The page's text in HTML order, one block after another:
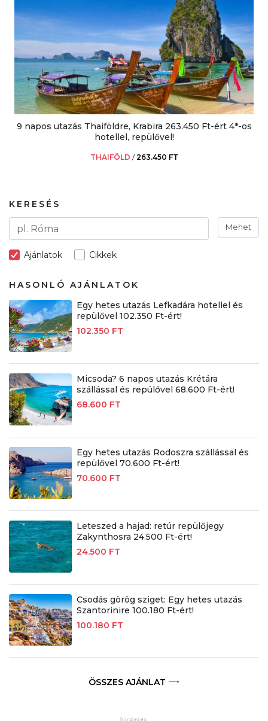
9 napos utazás Thaiföldre, Krabira 263.450 Ft-ért 4*-os
hotellel, repülővel!
THAIFÖLD /263.450 FT
KERESÉS
Mehet
Ajánlatok Cikkek
HASONLÓ AJÁNLATOK
Egy hetes utazás Lefkadára hotellel és
repülővel 102.350 Ft-ért!
102.350 FT
Micsoda? 6 napos utazás Krétára
szállással és repülővel 68.600 Ft-ért!
68.600 FT
Egy hetes utazás Rodoszra szállással és
repülővel 70.600 Ft-ért!
70.600 FT
Leteszed a hajad: retúr repülőjegy
Zakynthosra 24.500 Ft-ért!
24.500 FT
Csodás görög sziget: Egy hetes utazás
Szantorinire 100.180 Ft-ért!
100.180 FT
ÖSSZES AJÁNLAT